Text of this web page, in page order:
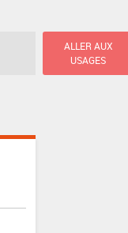
ALLER AUX
USAGES